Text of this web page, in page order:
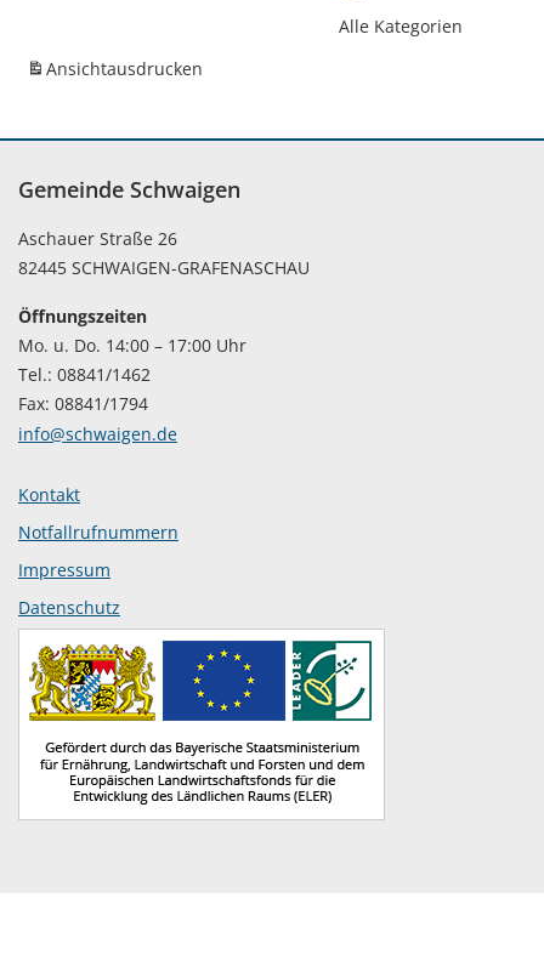
Alle Kategorien
Ansichtausdrucken
Gemeinde Schwaigen
Aschauer Straße 26
82445 SCHWAIGEN-GRAFENASCHAU
Öffnungszeiten
Mo. u. Do. 14:00 – 17:00 Uhr
Tel.: 08841/1462
Fax: 08841/1794
info@schwaigen.de
Kontakt
Notfallrufnummern
Impressum
Datenschutz